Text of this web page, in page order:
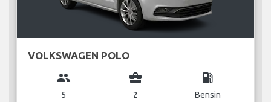
VOLKSWAGEN POLO
group
5
business_center
2
local_gas_station
Bensin